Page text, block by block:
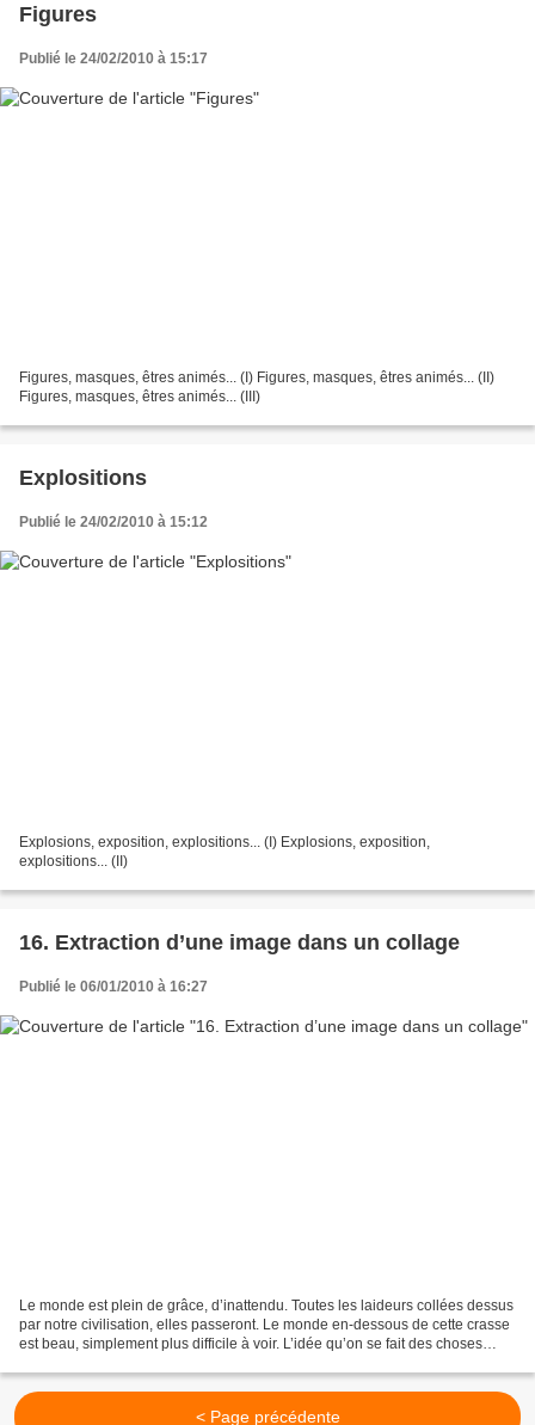
Figures
Publié le 24/02/2010 à 15:17
Figures, masques, êtres animés... (I) Figures, masques, êtres animés... (II)
Figures, masques, êtres animés... (III)
Explositions
Publié le 24/02/2010 à 15:12
Explosions, exposition, explositions... (I) Explosions, exposition,
explositions... (II)
16. Extraction d’une image dans un collage
Publié le 06/01/2010 à 16:27
Le monde est plein de grâce, d’inattendu. Toutes les laideurs collées dessus
par notre civilisation, elles passeront. Le monde en-dessous de cette crasse
est beau, simplement plus difficile à voir. L’idée qu’on se fait des choses
< Page précédente